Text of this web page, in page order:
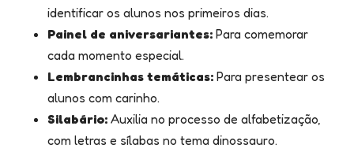
identificar os alunos nos primeiros dias.
Painel de aniversariantes: Para comemorar
cada momento especial.
Lembrancinhas temáticas: Para presentear os
alunos com carinho.
Silabário: Auxilia no processo de alfabetização,
com letras e sílabas no tema dinossauro.